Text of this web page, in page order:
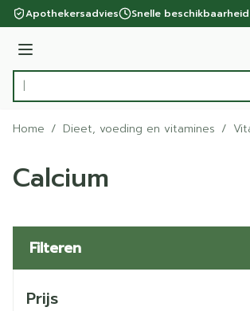
Ga naar de inhoud
Apothekersadvies Snelle beschikbaarheid
Menu
Product, merk, categorie...
Home / Dieet, voeding en vitamines /
Calcium
Filteren
Prijs